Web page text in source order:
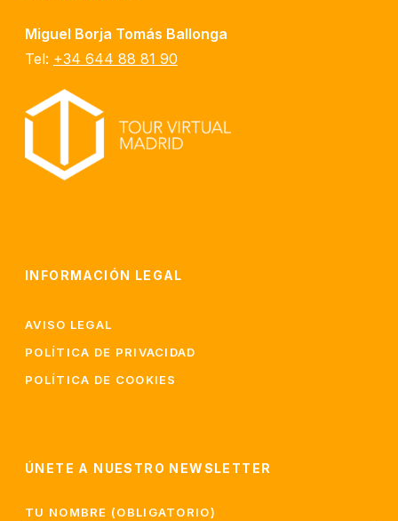
Miguel Borja Tomás Ballonga
Tel: +34 644 88 81 90
INFORMACIÓN LEGAL
AVISO LEGAL
POLÍTICA DE PRIVACIDAD
POLÍTICA DE COOKIES
ÚNETE A NUESTRO NEWSLETTER
TU NOMBRE (OBLIGATORIO)